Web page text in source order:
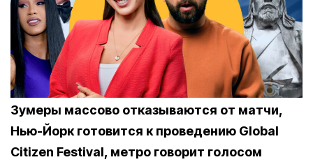
Зумеры массово отказываются от матчи,
Нью-Йорк готовится к проведению Global
Citizen Festival, метро говорит голосом